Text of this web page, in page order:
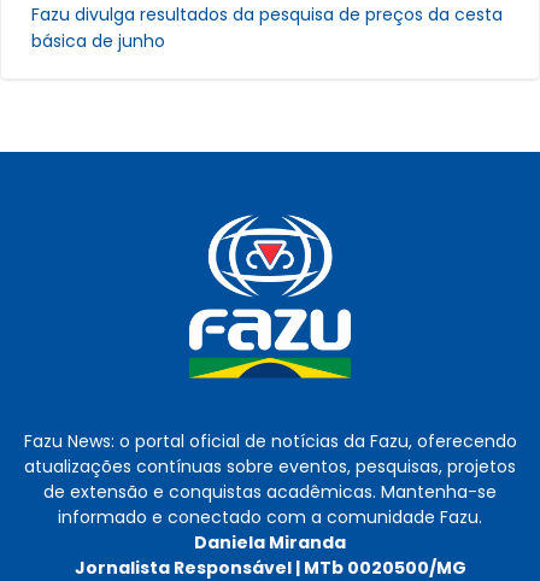
Fazu divulga resultados da pesquisa de preços da cesta
básica de junho
Fazu News: o portal oficial de notícias da Fazu, oferecendo
atualizações contínuas sobre eventos, pesquisas, projetos
de extensão e conquistas acadêmicas. Mantenha-se
informado e conectado com a comunidade Fazu.
Daniela Miranda
Jornalista Responsável | MTb 0020500/MG